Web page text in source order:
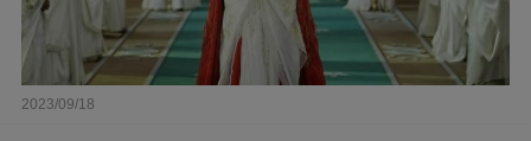
2023/09/18